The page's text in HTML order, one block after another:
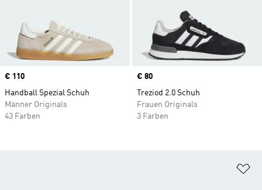
Price
€ 110
Handball Spezial Schuh
Männer Originals
43 Farben
Price
€ 80
Treziod 2.0 Schuh
Frauen Originals
3 Farben